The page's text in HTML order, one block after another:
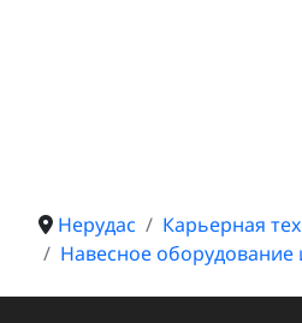
Нерудас
Карьерная
Навесное оборудование